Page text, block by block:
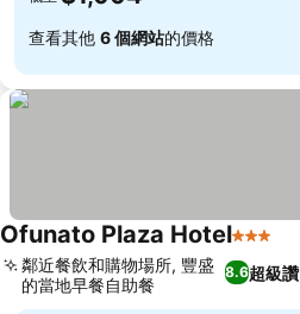
查看其他 6 個網站的價格
Ofunato Plaza Hotel3 星級
8.6超級讚
鄰近餐飲和購物場所, 豐盛
的當地早餐自助餐